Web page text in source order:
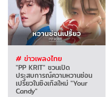
# ข่าวเพลงไทย
"PP KRIT" ชวนเปิด
ประสบการณ์ความหวานซ่อน
เปรี้ยวในซิงเกิลใหม่ "Your
Candy"